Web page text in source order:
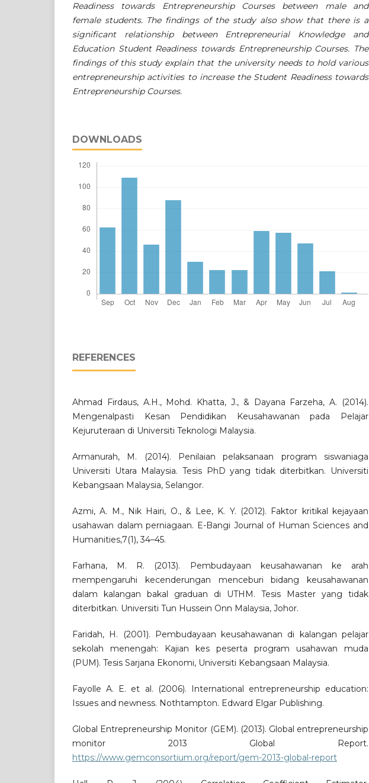
Readiness towards Entrepreneurship Courses between male and
female students. The findings of the study also show that there is a
significant relationship between Entrepreneurial Knowledge and
Education Student Readiness towards Entrepreneurship Courses. The
findings of this study explain that the university needs to hold various
entrepreneurship activities to increase the Student Readiness towards
Entrepreneurship Courses.
DOWNLOADS
REFERENCES
Ahmad Firdaus, A.H., Mohd. Khatta, J., & Dayana Farzeha, A. (2014).
Mengenalpasti Kesan Pendidikan Keusahawanan pada Pelajar
Kejuruteraan di Universiti Teknologi Malaysia.
Armanurah, M. (2014). Penilaian pelaksanaan program siswaniaga
Universiti Utara Malaysia. Tesis PhD yang tidak diterbitkan. Universiti
Kebangsaan Malaysia, Selangor.
Azmi, A. M., Nik Hairi, O., & Lee, K. Y. (2012). Faktor kritikal kejayaan
usahawan dalam perniagaan. E-Bangi Journal of Human Sciences and
Humanities,7(1), 34–45.
Farhana, M. R. (2013). Pembudayaan keusahawanan ke arah
mempengaruhi kecenderungan menceburi bidang keusahawanan
dalam kalangan bakal graduan di UTHM. Tesis Master yang tidak
diterbitkan. Universiti Tun Hussein Onn Malaysia, Johor.
Faridah, H. (2001). Pembudayaan keusahawanan di kalangan pelajar
sekolah menengah: Kajian kes peserta program usahawan muda
(PUM). Tesis Sarjana Ekonomi, Universiti Kebangsaan Malaysia.
Fayolle A. E. et al. (2006). International entrepreneurship education:
Issues and newness. Nothtampton. Edward Elgar Publishing.
Global Entrepreneurship Monitor (GEM). (2013). Global entrepreneurship
monitor 2013 Global Report.
https://www.gemconsortium.org/report/gem-2013-global-report